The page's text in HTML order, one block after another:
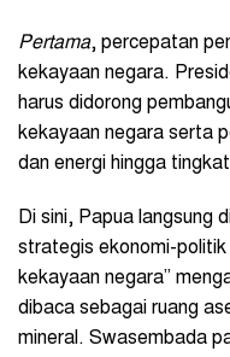
Pertama, percepatan
kekayaan negara.
harus didorong
kekayaan negara serta
dan energi hingga
Di sini, Papua langsung
strategis ekonomi-politik
kekayaan negara”
dibaca sebagai ruang
mineral. Swasembada